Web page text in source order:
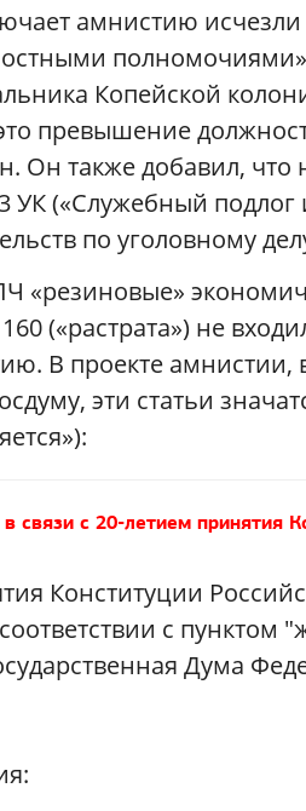
амнистию
Копейской
это превышение
Он также добавил,
УК («Служебный подлог
по уголовному
«резиновые»
(«растрата») не
В проекте амнистии,
эти статьи
связи с 20-летием принятия
Конституции
с пунктом
Дума